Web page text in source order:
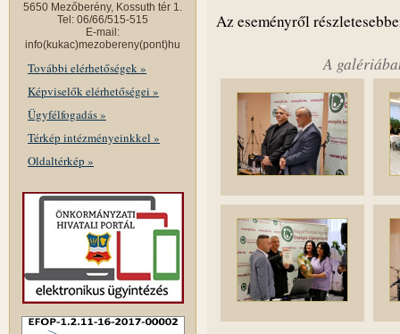
5650 Mezőberény, Kossuth tér 1.
Tel: 06/66/515-515
E-mail:
info(kukac)mezobereny(pont)hu
További elérhetőségek »
Képviselők elérhetőségei »
Ügyfélfogadás »
Térkép intézményeinkkel »
Oldaltérkép »
Az eseményről
A